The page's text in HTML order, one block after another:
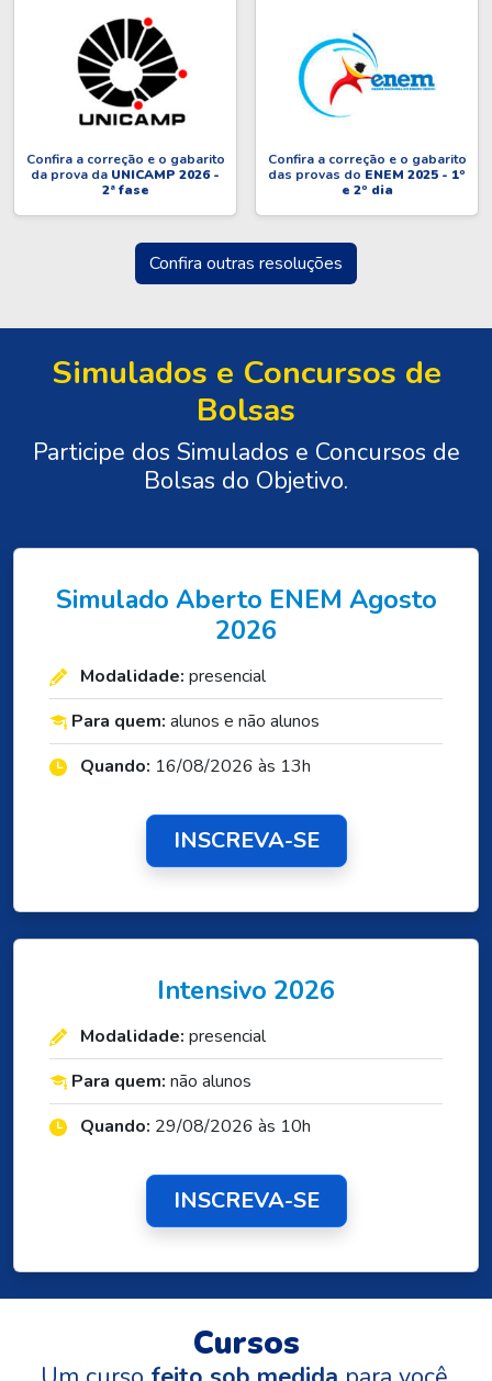
Confira a correção e o gabarito
da prova da UNICAMP 2026 -
2ª fase
Confira a correção e o gabarito
das provas do ENEM 2025 - 1º
e 2º dia
Confira outras resoluções
Simulados e Concursos de
Bolsas
Participe dos Simulados e Concursos de
Bolsas do Objetivo.
Simulado Aberto ENEM Agosto
2026
Modalidade: presencial
Para quem: alunos e não alunos
Quando: 16/08/2026 às 13h
INSCREVA-SE
Intensivo 2026
Modalidade: presencial
Para quem: não alunos
Quando: 29/08/2026 às 10h
INSCREVA-SE
Cursos